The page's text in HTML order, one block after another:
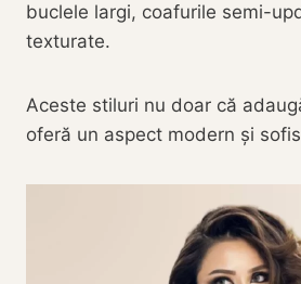
buclele largi, coafurile semi-
texturate.
Aceste stiluri nu doar că
oferă un aspect modern și